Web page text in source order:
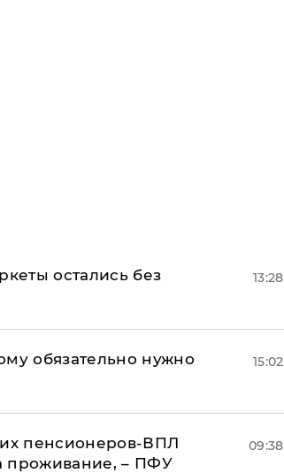
остались без
13:28
обязательно нужно
15:02
пенсионеров-ВПЛ
проживание, – ПФУ
09:38